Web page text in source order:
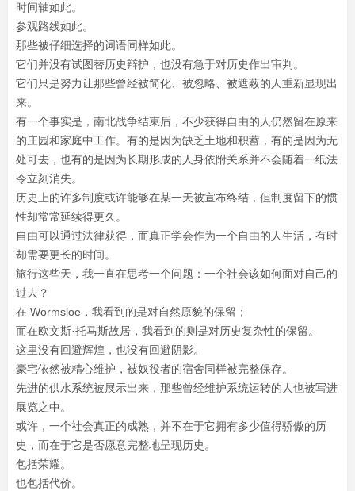
时间轴如此。
参观路线如此。
那些被仔细选择的词语同样如此。
它们并没有试图替历史辩护，也没有急于对历史作出审判。
它们只是努力让那些曾经被简化、被忽略、被遮蔽的人重新显现出
来。
有一个事实是，南北战争结束后，不少获得自由的人仍然留在原来
的庄园和家庭中工作。有的是因为缺乏土地和积蓄，有的是因为无
处可去，也有的是因为长期形成的人身依附关系并不会随着一纸法
令立刻消失。
历史上的许多制度或许能够在某一天被宣布终结，但制度留下的惯
性却常常延续得更久。
自由可以通过法律获得，而真正学会作为一个自由的人生活，有时
却需要更长的时间。
旅行这些天，我一直在思考一个问题：一个社会该如何面对自己的
过去？
在 Wormsloe，我看到的是对自然原貌的保留；
而在欧文斯·托马斯故居，我看到的则是对历史复杂性的保留。
这里没有回避辉煌，也没有回避阴影。
豪宅依然被精心维护，被奴役者的宿舍同样被完整保存。
先进的供水系统被展示出来，那些曾经维护系统运转的人也被写进
展览之中。
或许，一个社会真正的成熟，并不在于它拥有多少值得骄傲的历
史，而在于它是否愿意完整地呈现历史。
包括荣耀。
也包括代价。